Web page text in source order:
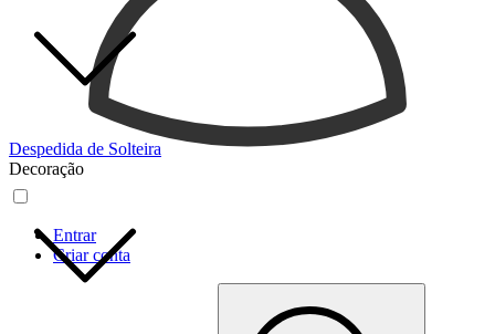
Despedida de Solteira
Decoração
Entrar
Criar conta